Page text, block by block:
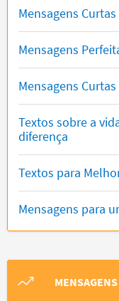
Mensagens Curtas
Mensagens
Mensagens
Textos sobre a
diferença
Textos para
Mensagens para
MENSAGENS